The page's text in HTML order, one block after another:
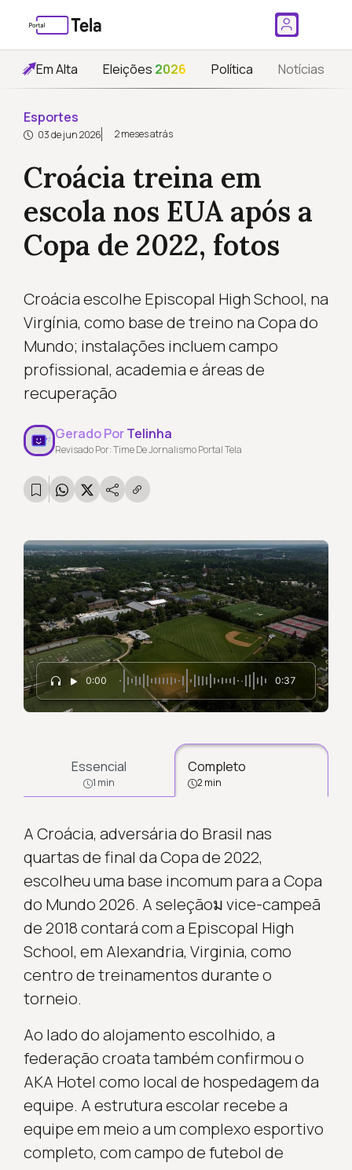
Em Alta Eleições 2026 Política Notícias
Esportes
03 de jun 2026 2 meses atrás
Croácia treina em
escola nos EUA após a
Copa de 2022, fotos
Croácia escolhe Episcopal High School, na
Virgínia, como base de treino na Copa do
Mundo; instalações incluem campo
profissional, academia e áreas de
recuperação
Gerado PorTelinha
Revisado Por: Time De Jornalismo Portal Tela
0:00 0:37
Essencial
1 min
Completo
2 min
A Croácia, adversária do Brasil nas
quartas de final da Copa de 2022,
escolheu uma base incomum para a Copa
do Mundo 2026. A seleçãoม vice-campeã
de 2018 contará com a Episcopal High
School, em Alexandria, Virginia, como
centro de treinamentos durante o
torneio.
Ao lado do alojamento escolhido, a
federação croata também confirmou o
AKA Hotel como local de hospedagem da
equipe. A estrutura escolar recebe a
equipe em meio a um complexo esportivo
completo, com campo de futebol de